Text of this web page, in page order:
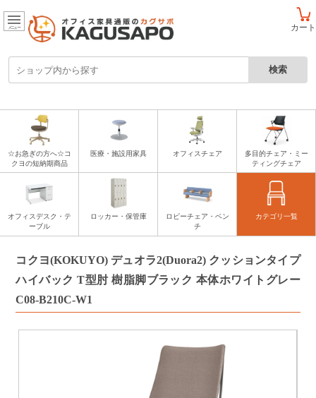
カート
メニュー
☆お急ぎの方へ☆コ
クヨの短納期商品
医療・施設用家具 オフィスチェア
多目的チェア・ミー
ティングチェア
オフィスデスク・テ
ーブル
ロッカー・保管庫
ロビーチェア・ベン
チ
カテゴリ一覧
コクヨ(KOKUYO) デュオラ2(Duora2) クッションタイプ
ハイバック T型肘 樹脂脚ブラック 本体ホワイトグレー
C08-B210C-W1